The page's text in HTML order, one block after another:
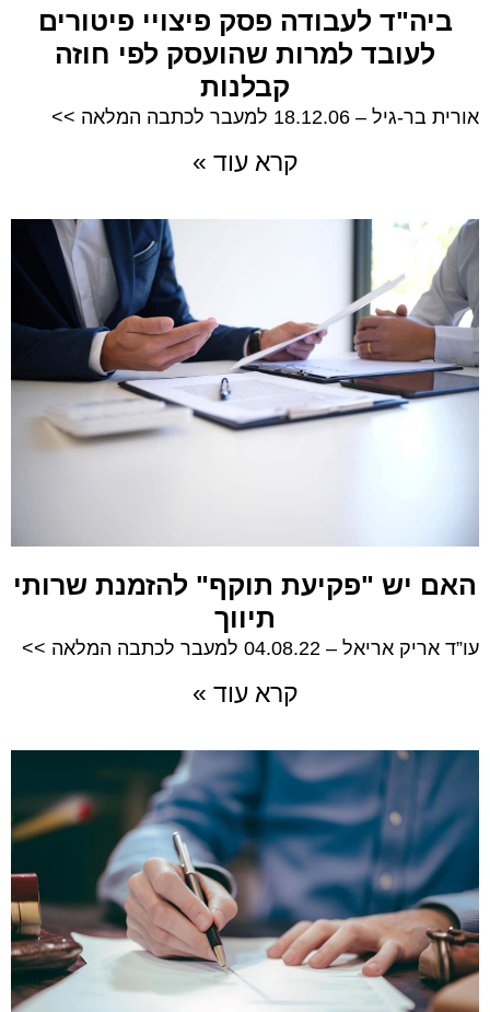
ביה"ד לעבודה פסק פיצויי פיטורים
לעובד למרות שהועסק לפי חוזה
קבלנות
אורית בר-גיל – 18.12.06 למעבר לכתבה המלאה >>
קרא עוד »
האם יש "פקיעת תוקף" להזמנת שרותי
תיווך
עו”ד אריק אריאל – 04.08.22 למעבר לכתבה המלאה >>
קרא עוד »